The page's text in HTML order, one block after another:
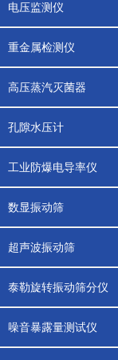
电压监测仪
重金属检测仪
高压蒸汽灭菌器
孔隙水压计
工业防爆电导率仪
数显振动筛
超声波振动筛
泰勒旋转振动筛分仪
噪音暴露量测试仪